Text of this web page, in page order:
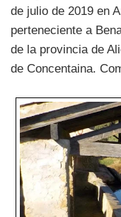
de julio de 2019 en
perteneciente a
de la provincia de
de Concentaina.